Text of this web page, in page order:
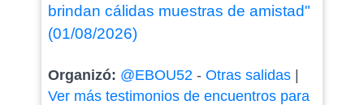
brindan cálidas muestras de amistad"
(01/08/2026)
Organizó: @EBOU52- Otras salidas|
Ver más testimonios de encuentros para